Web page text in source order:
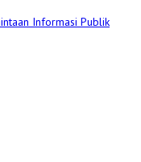
Informasi Publik